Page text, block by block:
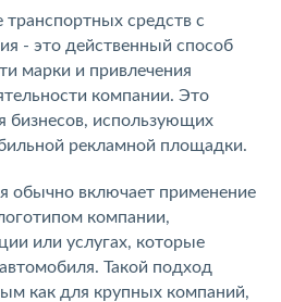
средств с
- это действенный способ
марки и привлечения
компании. Это
бизнесов, использующих
рекламной площадки.
обычно включает применение
компании,
или услугах, которые
Такой подход
как для крупных компаний,